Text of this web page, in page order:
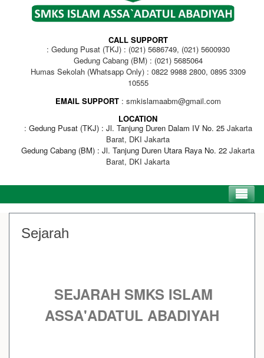
CALL SUPPORT
Gedung Pusat (TKJ) : (021) 5686749, (021) 5600930
Gedung Cabang (BM) : (021) 5685064
Humas Sekolah (Whatsapp Only) : 0822 9988 2800, 0895 3309
10555
EMAIL SUPPORT
smkislamaabm@gmail.com
LOCATION
Gedung Pusat (TKJ) : Jl. Tanjung Duren Dalam IV No. 25Jakarta
Barat, DKI Jakarta
Gedung Cabang (BM) : Jl. Tanjung Duren Utara Raya No. 22 Jakarta
Barat, DKI Jakarta
Sejarah
SEJARAH SMKS ISLAM
ASSA'ADATUL ABADIYAH